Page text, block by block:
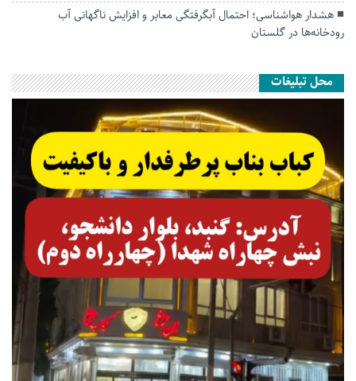
هشدار هواشناسی؛ احتمال آبگرفتگی معابر و افزایش ناگهانی آب
رودخانه‌ها در گلستان
محل تبلیغات